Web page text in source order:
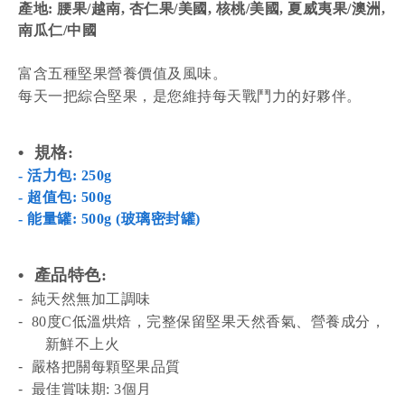
產地: 腰果/越南, 杏仁果/美國, 核桃/美國, 夏威夷果/澳洲,
南瓜仁/中國
富含五種堅果營養價值及風味。
每天一把綜合堅果，是您維持每天戰鬥力的好夥伴。
• 規格:
- 活力包: 250g
- 超值包: 500g
- 能量罐: 500g (玻璃密封罐)
• 產品特色:
- 純天然無加工調味
- 80度C低溫烘焙，完整保留堅果天然香氣、營養成分，
新鮮不上火
- 嚴格把關每顆堅果品質
- 最佳賞味期: 3個月